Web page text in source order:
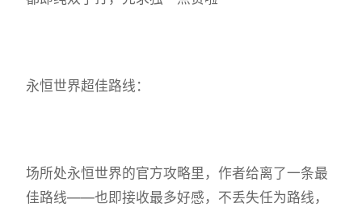
永恒世界超佳路线：
场所处永恒世界的官方攻略里，作者给离了一条最
佳路线——也即接收最多好感，不丢失任为路线，